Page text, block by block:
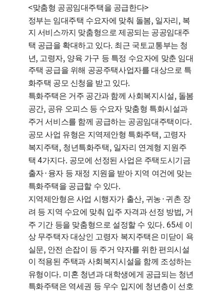
<맞춤형 공공임대주택을 공급한다>
정부는 임대주택 수요자에 맞춰 돌봄, 일자리 , 복
지 서비스까지 맞춤형으로 제공되는 공공임대주
택 공급을 확대하고 있다. 최근 국토교통부는 청
년, 고령자, 양육 가구 등 특정 수요자에 맞춘 임대
주택 공급을 위해 공공주택사업자를 대상으로 특
화주택 공모 신청을 받고 있다.
특화주택은 거주 공간과 함께 사회복지시설, 돌봄
공간, 공유 오피스 등 수요자 맞춤형 특화시설과
주거 서비스를 함께 공급하는 공공임대주택이다.
공모 사업 유형은 지역제안형 특화주택, 고령자
복지주택, 청년특화주택, 일자리 연계형 지원주
택 4가지다. 공모에 선정된 사업은 주택도시기금
출자· 융자 등 재정 지원을 받아 지역 여건에 맞는
특화주택을 공급할 수 있다.
지역제안형은 사업 시행자가 출산, 귀농 · 귀촌 장
려 등 지역 수요에 맞춰 입주 자격과 선정 방법, 거
주 기간 등을 맞춤형으로 설정할 수 있다. 65세 이
상 무주택자 대상인 고령자 복지주택은 미닫이 욕
실문, 안전 손잡이 등 주거 약자를 위한 편의시설
이 적용된 주택과 사회복지시설을 함께 조성하는
유형이다. 미혼 청년과 대학생에게 공급되는 청년
특화주택은 역세권 등 우수 입지에 청년층이 선호